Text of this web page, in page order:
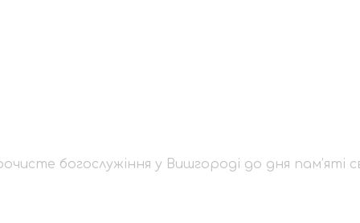
урочисте
святих князів
богослужіння у Вишгороді до дня пам’яті